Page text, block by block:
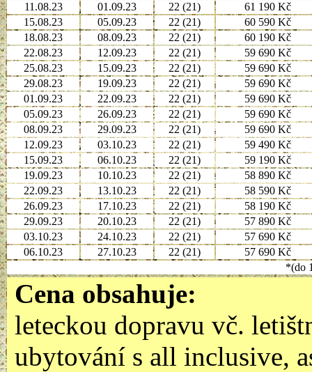
11.08.23
01.09.23 22 (21)
61 190 Kč
15.08.23
05.09.23 22 (21)
60 590 Kč
18.08.23
08.09.23 22 (21)
60 190 Kč
22.08.23
12.09.23 22 (21)
59 690 Kč
25.08.23
15.09.23 22 (21)
59 690 Kč
29.08.23
19.09.23 22 (21)
59 690 Kč
01.09.23
22.09.23 22 (21)
59 690 Kč
05.09.23
26.09.23 22 (21)
59 690 Kč
08.09.23
29.09.23 22 (21)
59 690 Kč
12.09.23
03.10.23 22 (21)
59 490 Kč
15.09.23
06.10.23 22 (21)
59 190 Kč
19.09.23
10.10.23 22 (21)
58 890 Kč
22.09.23
13.10.23 22 (21)
58 590 Kč
26.09.23
17.10.23 22 (21)
58 190 Kč
29.09.23
20.10.23 22 (21)
57 890 Kč
03.10.23
24.10.23 22 (21)
57 690 Kč
06.10.23
27.10.23 22 (21)
57 690 Kč
*(do
Cena obsahuje:
leteckou dopravu vč.
ubytování s all inclusive,